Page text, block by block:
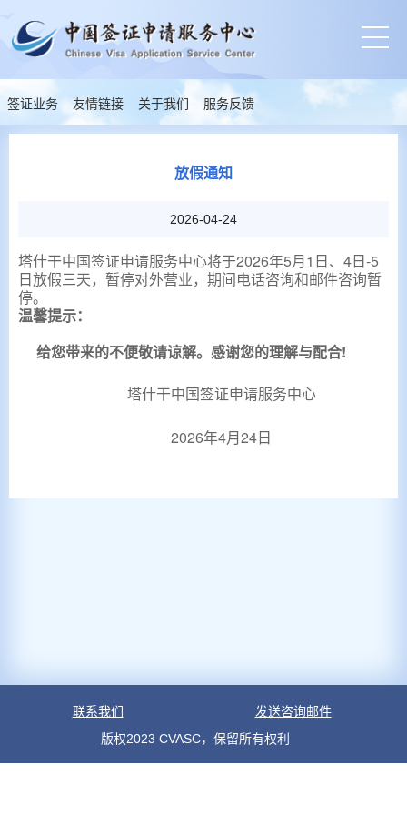
签证业务 友情链接 关于我们 服务反馈
放假通知
2026-04-24
塔什干中国签证申请服务中心将于2026年5月1日、4日-5
日放假三天，暂停对外营业，期间电话咨询和邮件咨询暂
停。
温馨提示：
给您带来的不便敬请谅解。感谢您的理解与配合!
塔什干中国签证申请服务中心
2026年4月24日
联系我们
发送咨询邮件
版权2023 CVASC，保留所有权利